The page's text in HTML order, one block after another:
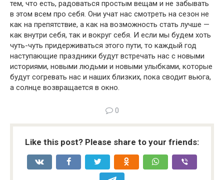
тем, что есть, радоваться простым вещам и не забывать
в этом всем про себя. Они учат нас смотреть на сезон не
как на препятствие, а как на возможность стать лучше —
как внутри себя, так и вокруг себя. И если мы будем хоть
чуть-чуть придерживаться этого пути, то каждый год
наступающие праздники будут встречать нас с новыми
историями, новыми людьми и новыми улыбками, которые
будут согревать нас и наших близких, пока сводит вьюга,
а солнце возвращается в окно.
0
Like this post? Please share to your friends: